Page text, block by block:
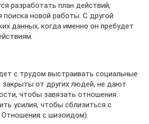
разработать план действий,
поиска новой работы. С другой
данных, когда именно он пребудет
с трудом выстраивать социальные
закрыты от других людей, не дают
чтобы завязать отношения.
усилия, чтобы сблизиться с
с шизоидом).